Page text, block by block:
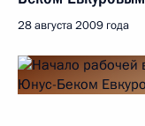
28 августа 2009 года